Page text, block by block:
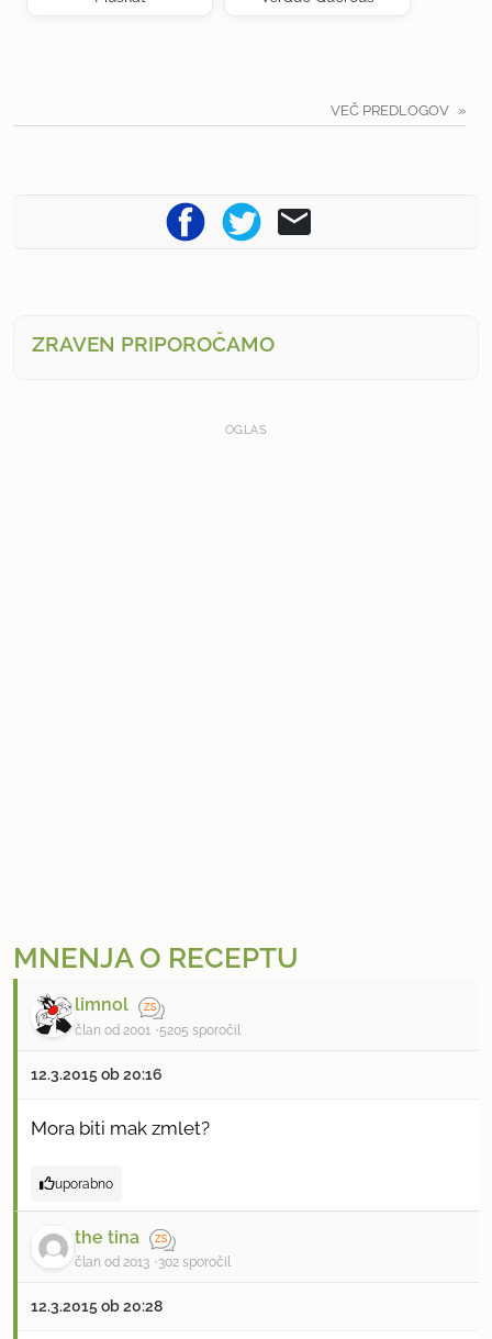
VEČ PREDLOGOV
ZRAVEN PRIPOROČAMO
OGLAS
MNENJA O RECEPTU
limnol
član od 2001 5205 sporočil
12.3.2015 ob 20:16
Mora biti mak zmlet?
uporabno
the tina
član od 2013 302 sporočil
12.3.2015 ob 20:28